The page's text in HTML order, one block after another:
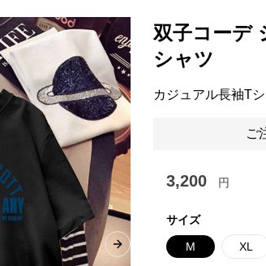
Next slide
双子コーデ
シャツ
カジュアル長袖T
ご
3,200 円
サイズ
M XL